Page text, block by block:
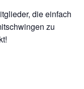
die einfach
zu